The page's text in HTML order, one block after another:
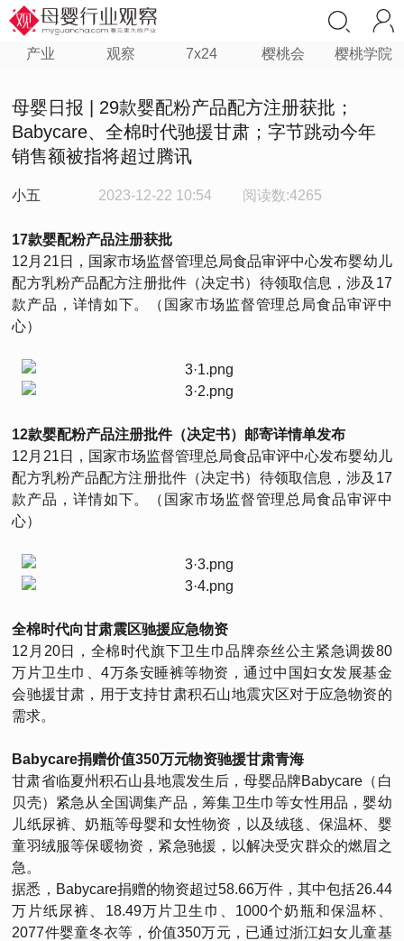
产业 观察 7x24 樱桃会 樱桃学院
母婴日报 | 29款婴配粉产品配方注册获批；
Babycare、全棉时代驰援甘肃；字节跳动今年
销售额被指将超过腾讯
小五 2023-12-22 10:54 阅读数:4265
17款婴配粉产品注册获批
12月21日，国家市场监督管理总局食品审评中心发布婴幼儿
配方乳粉产品配方注册批件（决定书）待领取信息，涉及17
款产品，详情如下。（国家市场监督管理总局食品审评中
心）
12款婴配粉产品注册批件（决定书）邮寄详情单发布
12月21日，国家市场监督管理总局食品审评中心发布婴幼儿
配方乳粉产品配方注册批件（决定书）待领取信息，涉及17
款产品，详情如下。（国家市场监督管理总局食品审评中
心）
全棉时代向甘肃震区驰援应急物资
12月20日，全棉时代旗下卫生巾品牌奈丝公主紧急调拨80
万片卫生巾、4万条安睡裤等物资，通过中国妇女发展基金
会驰援甘肃，用于支持甘肃积石山地震灾区对于应急物资的
需求。
Babycare捐赠价值350万元物资驰援甘肃青海
甘肃省临夏州积石山县地震发生后，母婴品牌Babycare（白
贝壳）紧急从全国调集产品，筹集卫生巾等女性用品，婴幼
儿纸尿裤、奶瓶等母婴和女性物资，以及绒毯、保温杯、婴
童羽绒服等保暖物资，紧急驰援，以解决受灾群众的燃眉之
急。
据悉，Babycare捐赠的物资超过58.66万件，其中包括26.44
万片纸尿裤、18.49万片卫生巾、1000个奶瓶和保温杯、
2077件婴童冬衣等，价值350万元，已通过浙江妇女儿童基